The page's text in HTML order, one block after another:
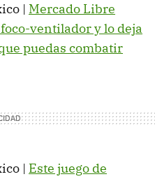
| Mercado Libre
ventilador y lo deja
puedas combatir
| Este juego de